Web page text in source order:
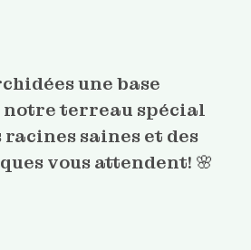
une base
notre terreau spécial
racines saines et des
vous attendent! 🌸